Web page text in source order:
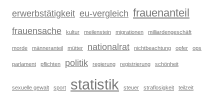
erwerbstätigkeit eu-vergleich frauenanteil
frauensache kultur meilenstein migrationen milliardengeschäft
morde männeranteil mütter nationalrat nichtbeachtung opfer ops
parlament pflichten politik regierung registrierung schönheit
sexuelle gewalt sport statistik steuer straflosigkeit teilzeit